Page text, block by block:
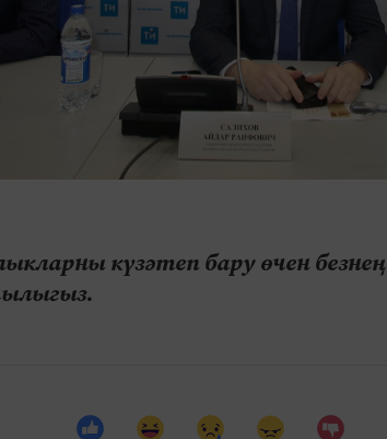
күзәтеп бару өчен безнең